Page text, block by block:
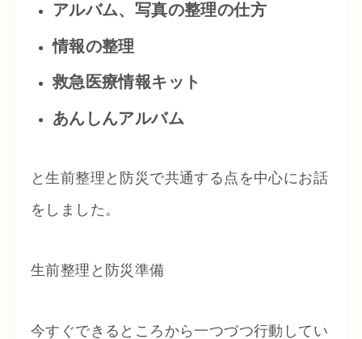
アルバム、写真の整理の仕方
情報の整理
救急医療情報キット
あんしんアルバム
と生前整理と防災で共通する点を中心にお話
をしました。
生前整理と防災準備
今すぐできるところから一つづつ行動してい